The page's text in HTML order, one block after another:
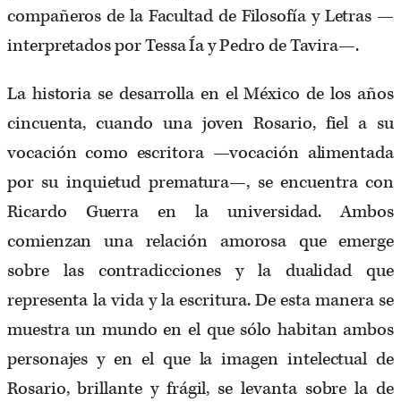
compañeros de la Facultad de Filosofía y Letras —
interpretados por Tessa Ía y Pedro de Tavira—.
La historia se desarrolla en el México de los años
cincuenta, cuando una joven Rosario, fiel a su
vocación como escritora —vocación alimentada
por su inquietud prematura—, se encuentra con
Ricardo Guerra en la universidad. Ambos
comienzan una relación amorosa que emerge
sobre las contradicciones y la dualidad que
representa la vida y la escritura. De esta manera se
muestra un mundo en el que sólo habitan ambos
personajes y en el que la imagen intelectual de
Rosario, brillante y frágil, se levanta sobre la de